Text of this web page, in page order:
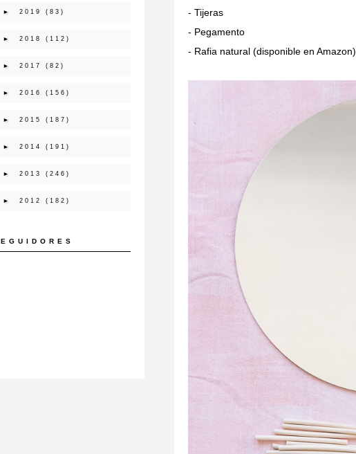
- Tijeras
- Pegamento
- Rafia natural (disponible en Amazon)
► 2019 (83)
► 2018 (112)
► 2017 (82)
► 2016 (156)
► 2015 (187)
► 2014 (191)
► 2013 (246)
► 2012 (182)